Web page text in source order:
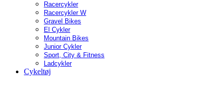
Racercykler
Racercykler W
Gravel Bikes
El Cykler
Mountain Bikes
Junior Cykler
Sport, City & Fitness
Ladcykler
Cykeltøj